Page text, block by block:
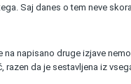
Saj danes o tem neve
na napisano druge izjave
razen da je sestavljena iz